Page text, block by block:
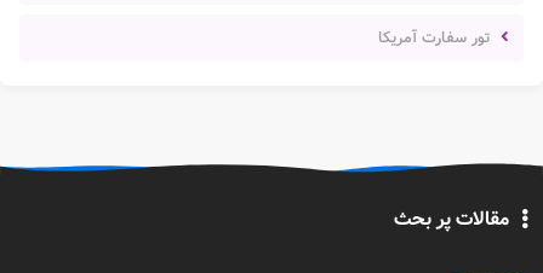
تور سفارت آمریکا
مقالات پر بحث